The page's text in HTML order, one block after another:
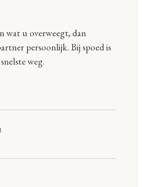
wat u overweegt, dan
persoonlijk. Bij spoed is
weg.